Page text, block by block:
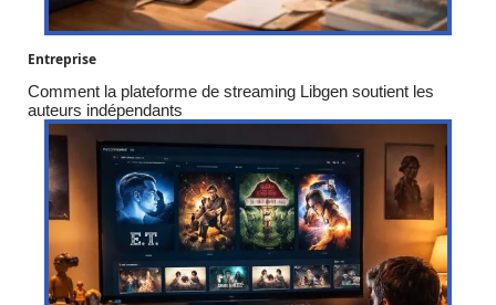
Entreprise
Comment la plateforme de streaming Libgen soutient les
auteurs indépendants